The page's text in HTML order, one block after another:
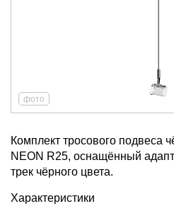
фото
Комплект тросового подвеса
NEON R25, оснащённый
трек чёрного цвета.
Характеристики